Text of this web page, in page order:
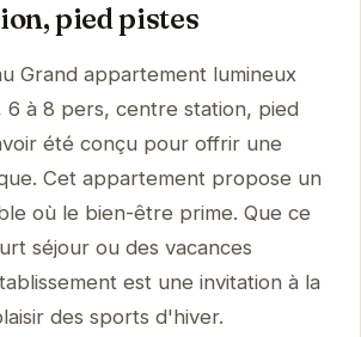
pied pistes
Grand appartement lumineux
6 à 8 pers, centre station, pied
été conçu pour offrir une
Cet appartement propose un
où le bien-être prime. Que ce
séjour ou des vacances
est une invitation à la
des sports d'hiver.